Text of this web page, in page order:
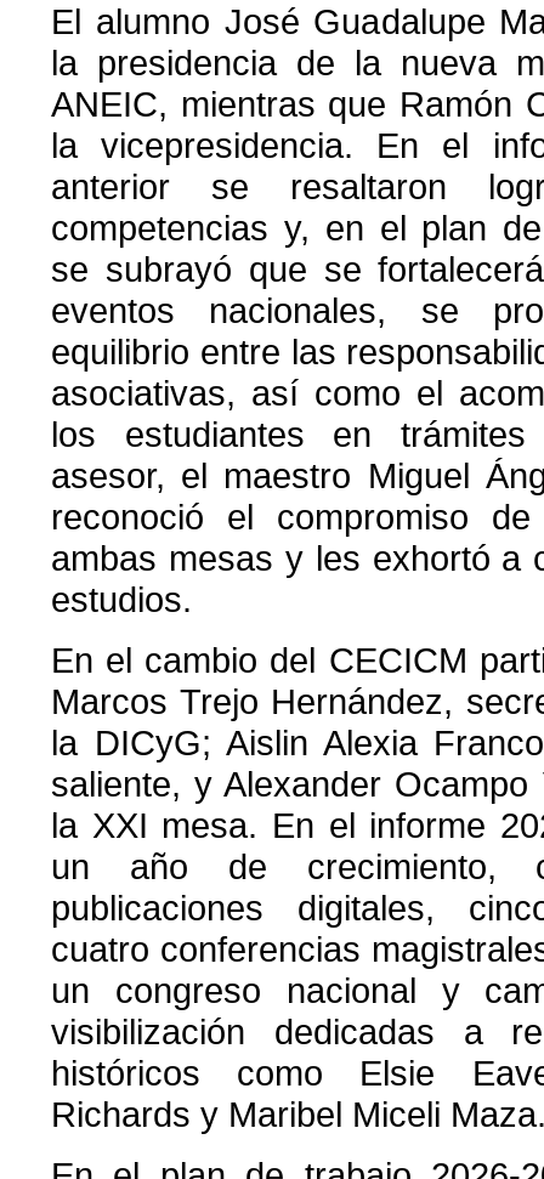
El alumno José Guadalupe
la presidencia de la nueva
ANEIC, mientras que Ramón
la vicepresidencia. En el
anterior se resaltaron
competencias y, en el plan
se subrayó que se
eventos nacionales, se
equilibrio entre las
asociativas, así como el
los estudiantes en trámites
asesor, el maestro Miguel
reconoció el compromiso
ambas mesas y les exhortó a
estudios.
En el cambio del CECICM
Marcos Trejo Hernández,
la DICyG; Aislin Alexia
saliente, y Alexander
la XXI mesa. En el informe
un año de
publicaciones digitales,
cuatro conferencias
un congreso nacional y
visibilización dedicadas a
históricos como Elsie
Richards y Maribel Miceli